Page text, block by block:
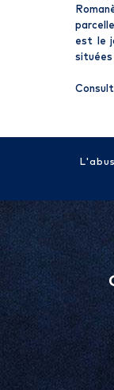
est le
situées